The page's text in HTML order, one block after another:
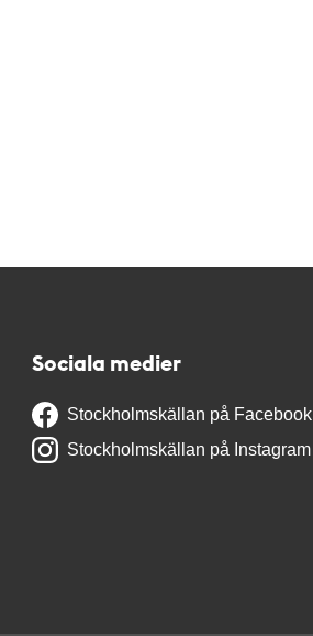
Sociala medier
Stockholmskällan på Facebook
Stockholmskällan på Instagram